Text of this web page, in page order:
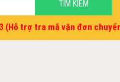
(Hỗ trợ tra mã vận đơn